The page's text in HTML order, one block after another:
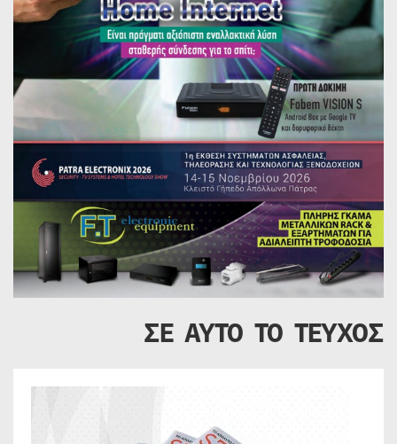
ΣΕ ΑΥΤΟ ΤΟ ΤΕΥΧΟΣ